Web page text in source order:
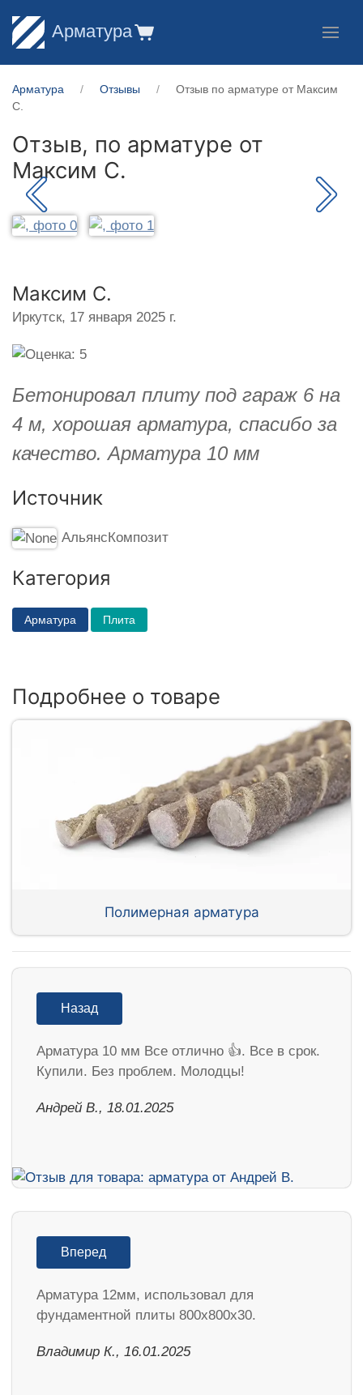
Арматура
Арматура Отзывы
Отзыв по арматуре от Максим
С.
Отзыв, по арматуре от
Максим С.
Максим С.
Иркутск, 17 января 2025 г.
Бетонировал плиту под гараж 6 на
4 м, хорошая арматура, спасибо за
качество. Арматура 10 мм
Источник
АльянсКомпозит
Категория
Арматура Плита
Подробнее о товаре
Полимерная арматура
Назад
Арматура 10 мм Все отлично 👍. Все в срок.
Купили. Без проблем. Молодцы!
Андрей В., 18.01.2025
Вперед
Арматура 12мм, использовал для
фундаментной плиты 800х800х30.
Владимир К., 16.01.2025